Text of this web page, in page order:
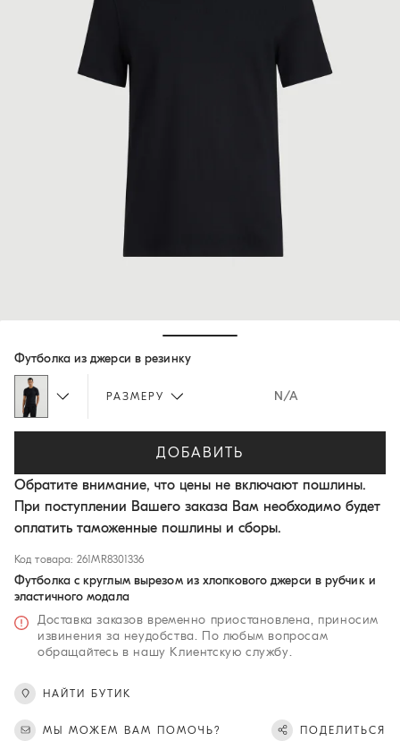
Футболка из джерси в резинку
РАЗМЕРУ N/A
ДОБАВИТЬ
Обратите внимание, что цены не включают пошлины.
При поступлении Вашего заказа Вам необходимо будет
оплатить таможенные пошлины и сборы.
Код товара: 261MR8301336
Футболка с круглым вырезом из хлопкового джерси в рубчик и
эластичного модала
Доставка заказов временно приостановлена, приносим
извинения за неудобства. По любым вопросам
обращайтесь в нашу Клиентскую службу.
НАЙТИ БУТИК
МЫ МОЖЕМ ВАМ ПОМОЧЬ? ПОДЕЛИТЬСЯ